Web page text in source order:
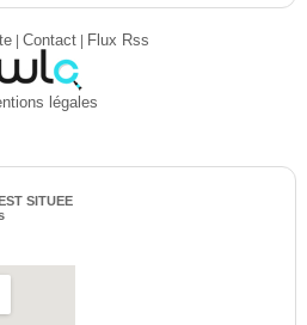
| Contact| Flux Rss
légales
SITUEE